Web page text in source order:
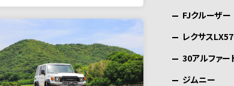
FJクルーザー
レクサス
30アルファー
ジムニー